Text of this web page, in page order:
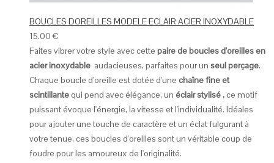
BOUCLES DOREILLES MODELE ECLAIR ACIER INOXYDABLE
15.00€
Faites vibrer votre style avec cette paire de boucles d'oreilles en
acier inoxydable audacieuses, parfaites pour un seul perçage.
Chaque boucle d'oreille est dotée d'une chaîne fine et
scintillantequi pend avec élégance, un éclair stylisé ,ce motif
puissant évoque l'énergie, la vitesse et l'individualité. Idéales
pour ajouter une touche de caractère et un éclat fulgurant à
votre tenue, ces boucles d'oreilles sont un véritable coup de
foudre pour les amoureux de l'originalité.